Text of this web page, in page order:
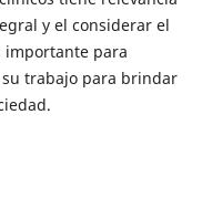
y el considerar el
importante para
trabajo para brindar